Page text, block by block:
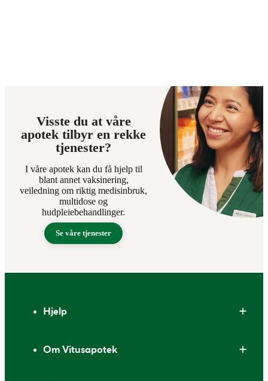
Visste du at våre
apotek tilbyr en rekke
tjenester?
I våre apotek kan du få hjelp til
blant annet vaksinering,
veiledning om riktig medisinbruk,
multidose og
hudpleiebehandlinger.
Se våre tjenester
Hjelp
Om Vitusapotek